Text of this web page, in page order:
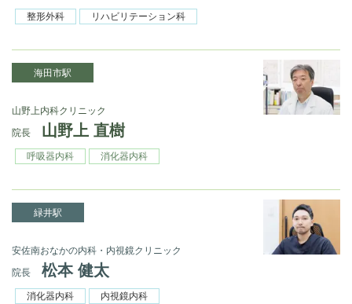
整形外科 リハビリテーション科
海田市駅
山野上内科クリニック
院長
山野上 直樹
呼吸器内科 消化器内科
緑井駅
安佐南おなかの内科・内視鏡クリニック
院長
松本 健太
消化器内科 内視鏡内科